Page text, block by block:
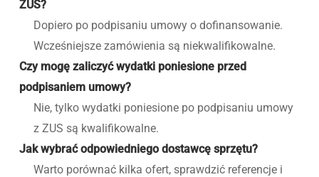
ZUS?
Dopiero po podpisaniu umowy o dofinansowanie.
Wcześniejsze zamówienia są niekwalifikowalne.
Czy mogę zaliczyć wydatki poniesione przed
podpisaniem umowy?
Nie, tylko wydatki poniesione po podpisaniu umowy
z ZUS są kwalifikowalne.
Jak wybrać odpowiedniego dostawcę sprzętu?
Warto porównać kilka ofert, sprawdzić referencje i